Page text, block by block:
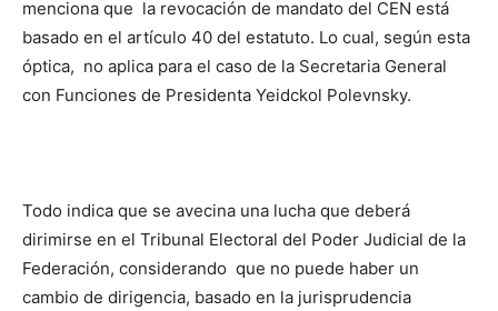
menciona que la revocación de mandato del CEN está
basado en el artículo 40 del estatuto. Lo cual, según esta
óptica, no aplica para el caso de la Secretaria General
con Funciones de Presidenta Yeidckol Polevnsky.
Todo indica que se avecina una lucha que deberá
dirimirse en el Tribunal Electoral del Poder Judicial de la
Federación, considerando que no puede haber un
cambio de dirigencia, basado en la jurisprudencia